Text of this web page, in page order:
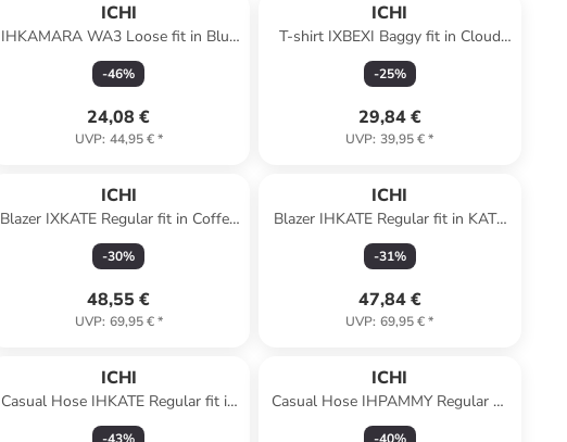
ICHI
IHKAMARA WA3 Loose fit in Blue
Mirage
-46%
24,08 €
UVP: 44,95 €*
ICHI
T-shirt IXBEXI Baggy fit in Cloud
Dancer w/ racing red
-25%
29,84 €
UVP: 39,95 €*
ICHI
Blazer IXKATE Regular fit in Coffee
Bean/C.Dancer
-30%
48,55 €
UVP: 69,95 €*
ICHI
Blazer IHKATE Regular fit in KATE
DENIM MEDIUM BLUE
-31%
47,84 €
UVP: 69,95 €*
ICHI
Casual Hose IHKATE Regular fit in
Total Eclipse Ikat aop
ICHI
Casual Hose IHPAMMY Regular fit
in Light blue washed